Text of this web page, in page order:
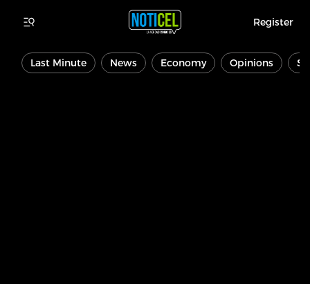
Register
Last Minute News Economy Opinions